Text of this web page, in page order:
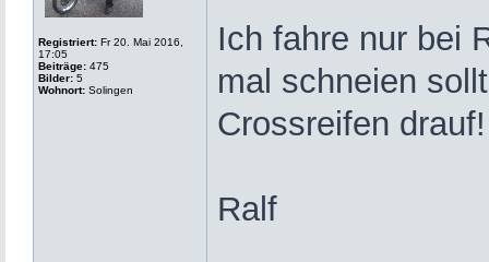
Registriert: Fr 20. Mai 2016,
17:05
Beiträge: 475
Bilder: 5
Wohnort: Solingen
Ich fahre nur bei
mal schneien
Crossreifen drauf!
Ralf